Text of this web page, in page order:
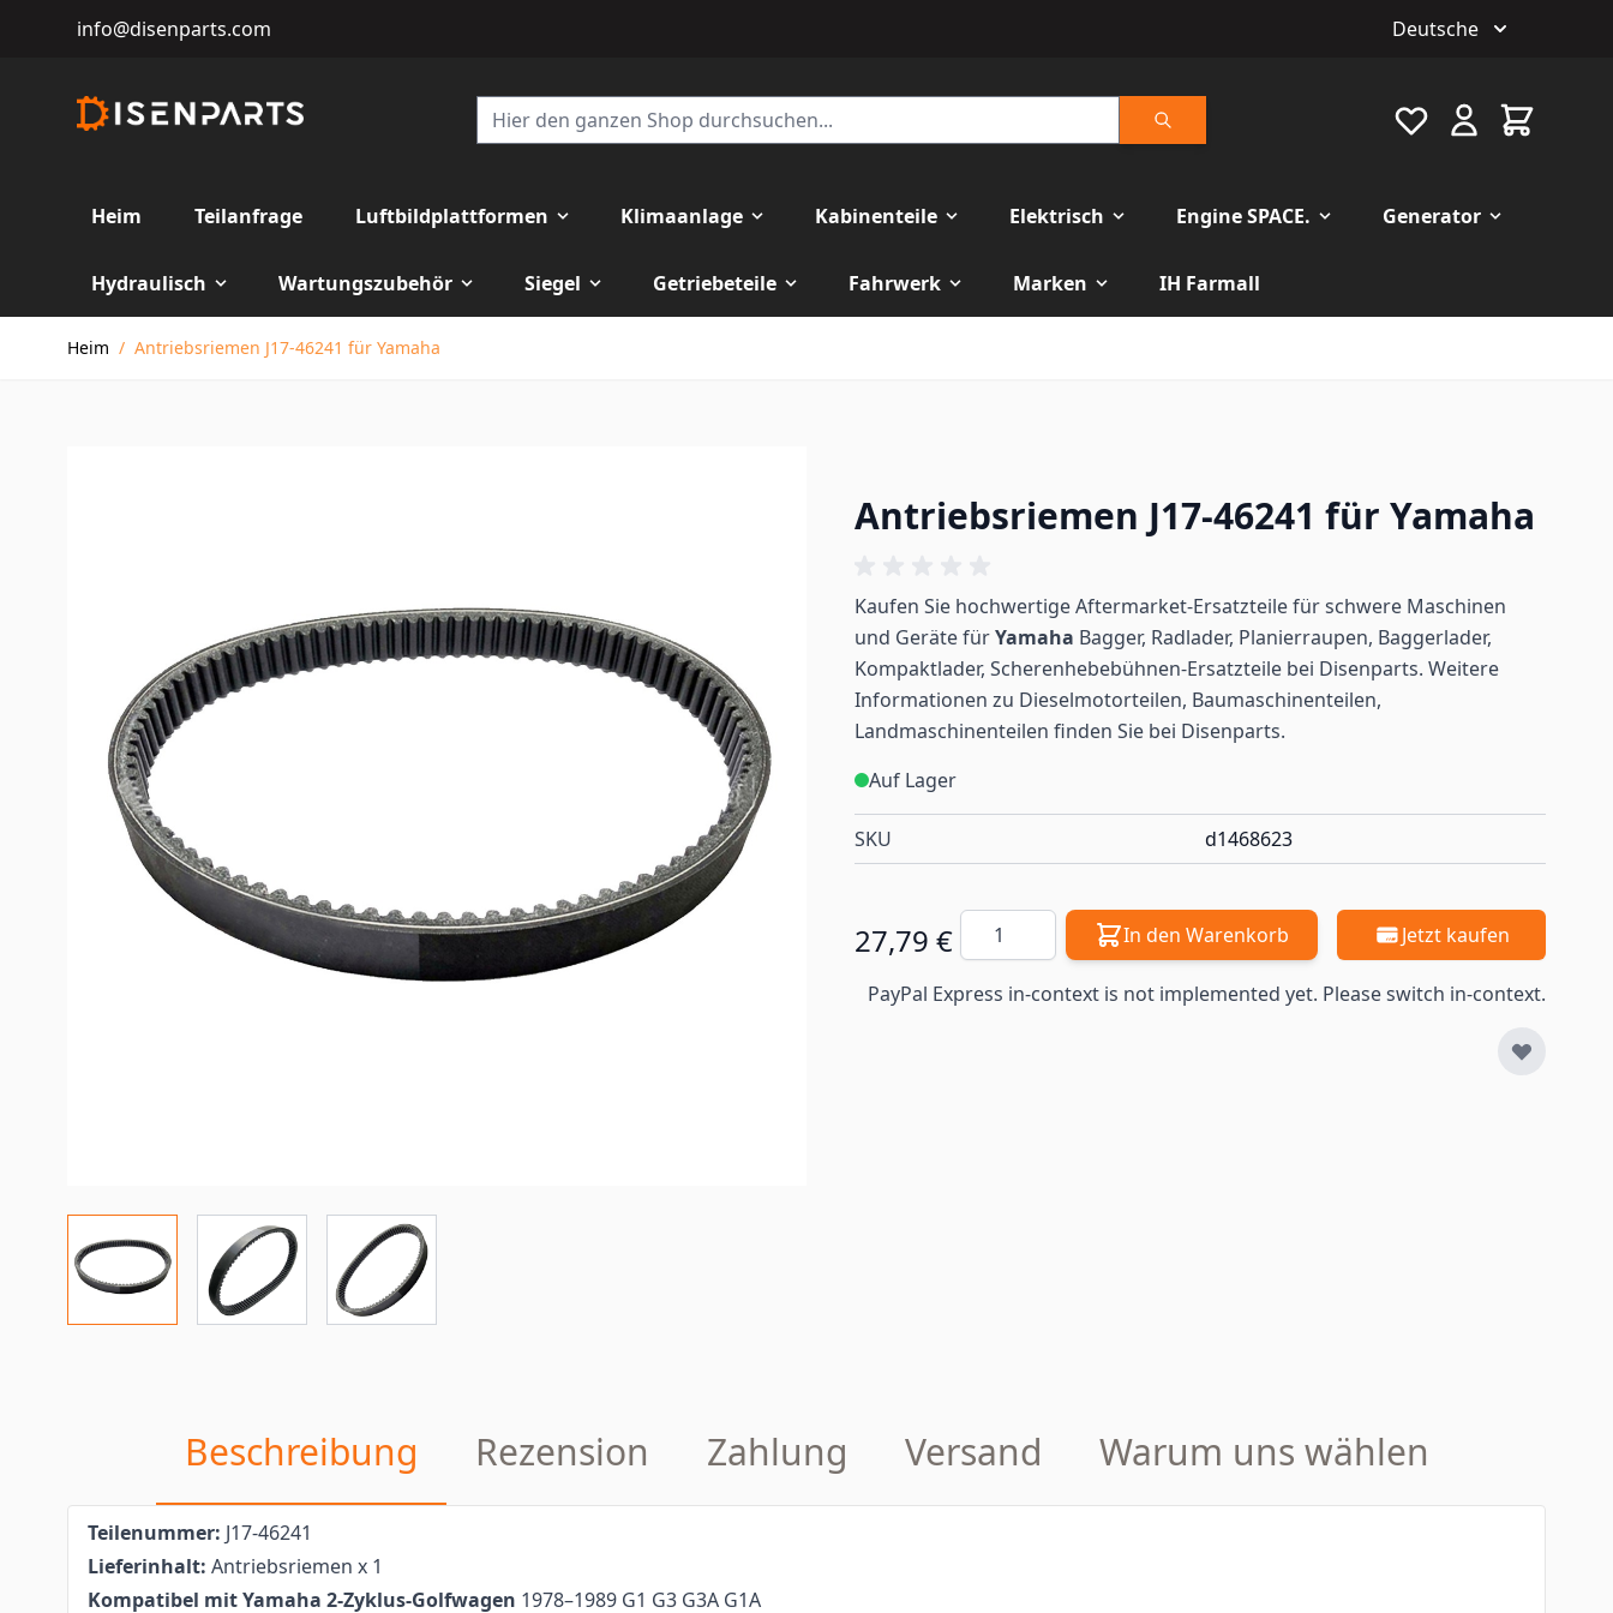
info@disenparts.com Deutsche
Suche
Favourite Warenkorb
Heim Teilanfrage Luftbildplattformen Klimaanlage Kabinenteile Elektrisch Engine SPACE. Generator
Hydraulisch Wartungszubehör Siegel Getriebeteile Fahrwerk Marken
IH Farmall
Heim / Antriebsriemen J17-46241 für Yamaha
Antriebsriemen J17-46241 für Yamaha
Kaufen Sie hochwertige Aftermarket-Ersatzteile für schwere Maschinen
und Geräte fürYamaha Bagger, Radlader, Planierraupen, Baggerlader,
Kompaktlader, Scherenhebebühnen-Ersatzteile bei Disenparts. Weitere
Informationen zu Dieselmotorteilen, Baumaschinenteilen,
Landmaschinenteilen finden Sie bei Disenparts.
Auf Lager
SKU d1468623
27,79 € Menge In den Warenkorb Jetzt kaufen
PayPal Express in-context is not implemented yet. Please switch in-context.
Beschreibung Rezension Zahlung Versand Warum uns wählen
Teilenummer: J17-46241
Lieferinhalt: Antriebsriemen x 1
Kompatibel mit Yamaha 2-Zyklus-Golfwagen 1978–1989 G1 G3 G3A G1A